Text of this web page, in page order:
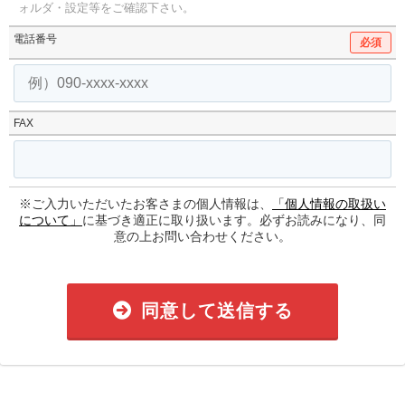
ォルダ・設定等をご確認下さい。
電話番号 必須
FAX
※ご入力いただいたお客さまの個人情報は、
「個人情報の取扱い
について」 に基づき適正に取り扱います。必ずお読みになり、同
意の上お問い合わせください。
同意して送信する